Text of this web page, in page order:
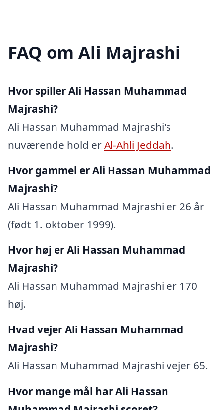
FAQ om Ali Majrashi
Hvor spiller Ali Hassan Muhammad
Majrashi?
Ali Hassan Muhammad Majrashi's
nuværende hold erAl-Ahli Jeddah.
Hvor gammel er Ali Hassan Muhammad
Majrashi?
Ali Hassan Muhammad Majrashi er 26 år
(født 1. oktober 1999).
Hvor høj er Ali Hassan Muhammad
Majrashi?
Ali Hassan Muhammad Majrashi er 170
høj.
Hvad vejer Ali Hassan Muhammad
Majrashi?
Ali Hassan Muhammad Majrashi vejer 65.
Hvor mange mål har Ali Hassan